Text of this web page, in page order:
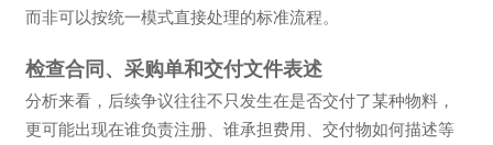
而非可以按统一模式直接处理的标准流程。
检查合同、采购单和交付文件表述
分析来看，后续争议往往不只发生在是否交付了某种物料，
更可能出现在谁负责注册、谁承担费用、交付物如何描述等